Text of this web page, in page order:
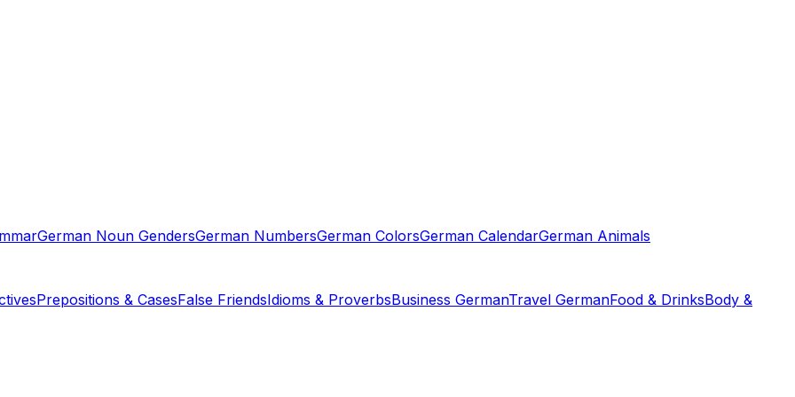
German Noun GendersGerman NumbersGerman ColorsGerman CalendarGerman Animals
Prepositions & CasesFalse FriendsIdioms & ProverbsBusiness GermanTravel GermanFood & DrinksBody &